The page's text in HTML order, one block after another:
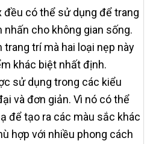
đều có thể sử dụng để trang
cho không gian sống.
trang trí mà hai loại nẹp này
khác biệt nhất định.
sử dụng trong các kiểu
và đơn giản. Vì nó có thể
để tạo ra các màu sắc khác
hợp với nhiều phong cách